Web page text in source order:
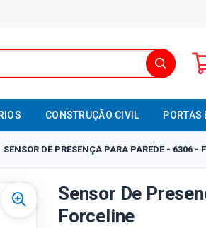
CONSTRUÇÃO CIVIL PORTAS
SENSOR DE PRESENÇA PARA PAREDE - 6306 -
Sensor De
Forceline